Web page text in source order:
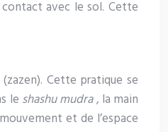
avec le sol. Cette
Cette pratique se
le shashu mudra, la main
et de l’espace